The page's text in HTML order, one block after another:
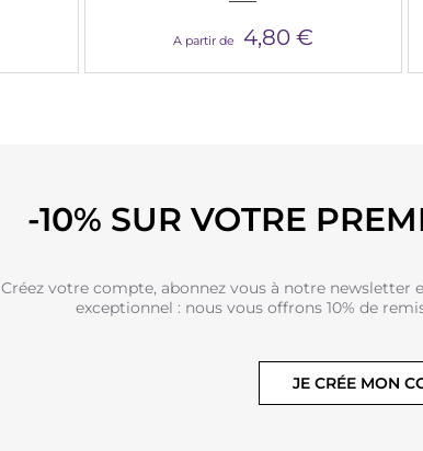
A partir de 4,80 €
-10% SUR VOTRE
Créez votre compte, abonnez vous à notre newsletter
exceptionnel : nous vous offrons 10% de
JE CRÉE MON